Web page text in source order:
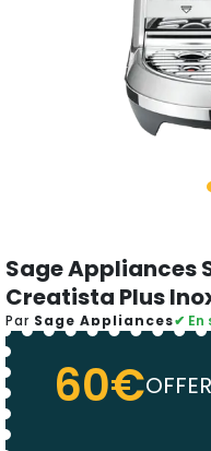
Sage Appliances
Creatista Plus
Par Sage Appliances✔ En
60€